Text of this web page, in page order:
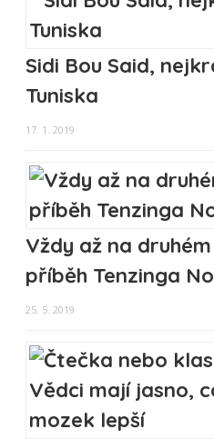
Sidi Bou Said,
Tuniska
17. 1. 2019
Vždy až na
příběh Tenzinga
25. 5. 2019